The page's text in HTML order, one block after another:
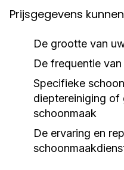
Prijsgegevens
De grootte van
De frequentie
Specifieke
dieptereiniging of
schoonmaak
De ervaring en